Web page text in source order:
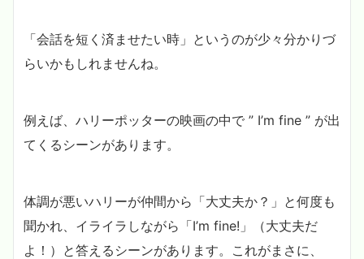
「会話を短く済ませたい時」というのが少々分かりづ
らいかもしれませんね。
例えば、ハリーポッターの映画の中で ” I’m fine ” が出
てくるシーンがあります。
体調が悪いハリーが仲間から「大丈夫か？」と何度も
聞かれ、イライラしながら「I’m fine!」（大丈夫だ
よ！）と答えるシーンがあります。これがまさに、